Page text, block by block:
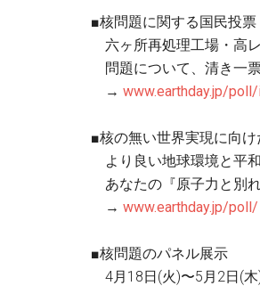
■核問題に関する国民投票
六ヶ所再処理工場・高
問題について、清き一
→ www.earthday.jp/
■核の無い世界実現に向
より良い地球環境と平
あなたの『原子力と別
→ www.earthday.jp/poll/
■核問題のパネル展示
4月18日(火)〜5月2日(木